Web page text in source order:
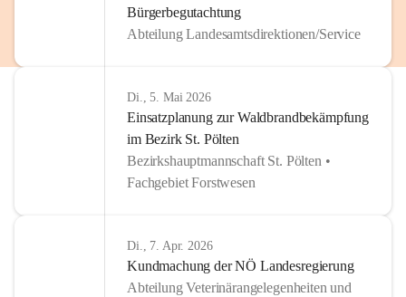
Bürgerbegutachtung
Abteilung Landesamtsdirektionen/Service
Di., 5. Mai 2026
Einsatzplanung zur Waldbrandbekämpfung
im Bezirk St. Pölten
Bezirkshauptmannschaft St. Pölten •
Fachgebiet Forstwesen
Di., 7. Apr. 2026
Kundmachung der NÖ Landesregierung
Abteilung Veterinärangelegenheiten und